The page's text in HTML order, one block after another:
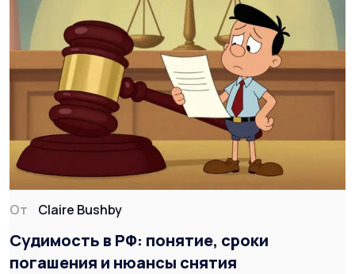
От Claire Bushby
Судимость в РФ: понятие, сроки
погашения и нюансы снятия